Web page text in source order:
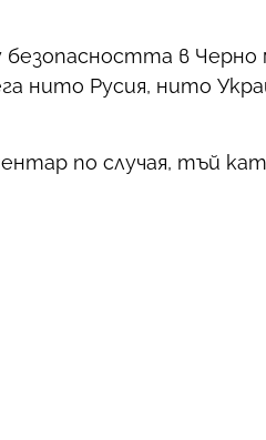
безопасността в
нито Русия, нито
по случая, тъй